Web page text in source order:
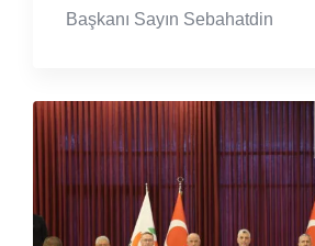
Başkanı Sayın Sebahatdin